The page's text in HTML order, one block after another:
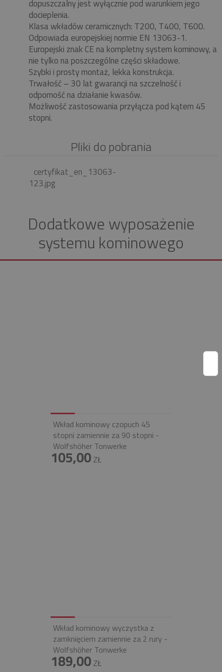
dopuszczalny jest wyłącznie pod warunkiem jego
docieplenia.
Klasa wkładów ceramicznych: T200, T400, T600.
Odpowiada europejskiej normie EN 13063-1.
Europejski znak CE na kompletny system kominowy, a
nie tylko na poszczególne części składowe.
Szybki i prosty montaż, lekka konstrukcja.
Trwałość – 30 lat gwarancji na szczelność i
odporność na działanie kwasów.
Możliwość zastosowania przyłącza pod kątem 45
stopni.
Pliki do pobrania
certyfikat_en_13063-
123.jpg
Dodatkowe wyposażenie
systemu kominowego
Wkład kominowy czopuch 45
stopni zamiennie za 90 stopni -
Wolfshöher Tonwerke
105,00ZŁ
Wkład kominowy wyczystka z
zamknięciem zamiennie za 2 rury -
Wolfshöher Tonwerke
189,00ZŁ